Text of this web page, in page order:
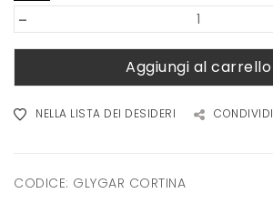
-
Aggiungi al carrello
NELLA LISTA DEI DESIDERI CONDIVIDI
CODICE: GLYGAR CORTINA